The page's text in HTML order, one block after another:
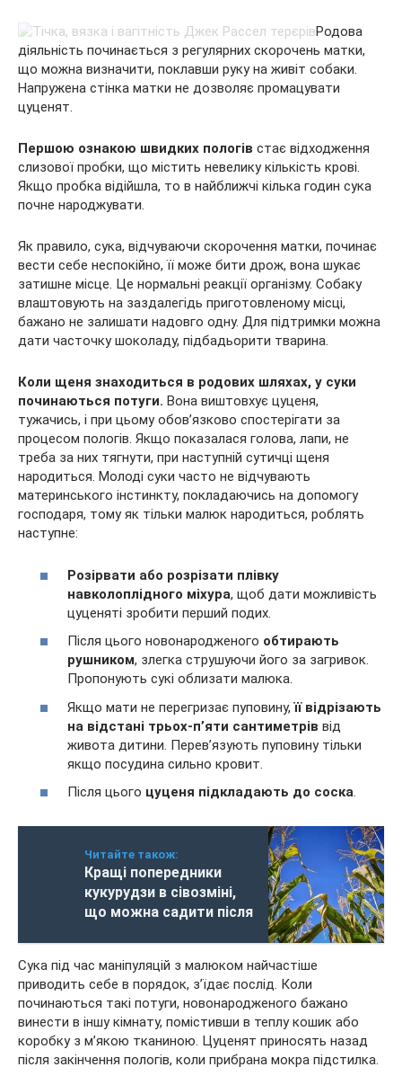
Родова
діяльність починається з регулярних скорочень матки,
що можна визначити, поклавши руку на живіт собаки.
Напружена стінка матки не дозволяє промацувати
цуценят.
Першою ознакою швидких пологів стає відходження
слизової пробки, що містить невелику кількість крові.
Якщо пробка відійшла, то в найближчі кілька годин сука
почне народжувати.
Як правило, сука, відчуваючи скорочення матки, починає
вести себе неспокійно, її може бити дрож, вона шукає
затишне місце. Це нормальні реакції організму. Собаку
влаштовують на заздалегідь приготовленому місці,
бажано не залишати надовго одну. Для підтримки можна
дати часточку шоколаду, підбадьорити тварина.
Коли щеня знаходиться в родових шляхах, у суки
починаються потуги. Вона виштовхує цуценя,
тужачись, і при цьому обов’язково спостерігати за
процесом пологів. Якщо показалася голова, лапи, не
треба за них тягнути, при наступній сутичці щеня
народиться. Молоді суки часто не відчувають
материнського інстинкту, покладаючись на допомогу
господаря, тому як тільки малюк народиться, роблять
наступне:
Розірвати або розрізати плівку
навколоплідного міхура, щоб дати можливість
цуценяті зробити перший подих.
Після цього новонародженого обтирають
рушником, злегка струшуючи його за загривок.
Пропонують сукі облизати малюка.
Якщо мати не перегризає пуповину,її відрізають
на відстані трьох-п’яти сантиметрів від
живота дитини. Перев’язують пуповину тільки
якщо посудина сильно кровит.
Після цього цуценя підкладають до соска.
Читайте також:
Кращі попередники
кукурудзи в сівозміні,
що можна садити після
Сука під час маніпуляцій з малюком найчастіше
приводить себе в порядок, з’їдає послід. Коли
починаються такі потуги, новонародженого бажано
винести в іншу кімнату, помістивши в теплу кошик або
коробку з м’якою тканиною. Цуценят приносять назад
після закінчення пологів, коли прибрана мокра підстилка.